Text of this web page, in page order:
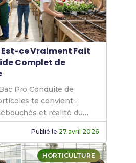
Est-ce Vraiment Fait
Complet de
Pro Conduite de
te convient :
et réalité du
Publié le 27 avril 2026
HORTICULTURE